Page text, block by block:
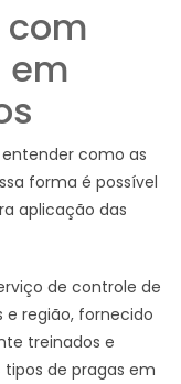
com
em
como as
forma é possível
aplicação das
de controle de
e região, fornecido
treinados e
de pragas em